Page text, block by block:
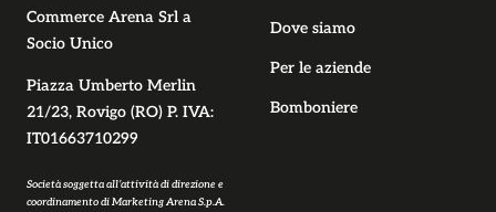
Commerce Arena Srl a
Socio Unico
Piazza Umberto Merlin
21/23, Rovigo (RO) P. IVA:
IT01663710299
Società soggetta all’attività di direzione e
coordinamento di Marketing Arena S.p.A.
Dove siamo
Per le aziende
Bomboniere